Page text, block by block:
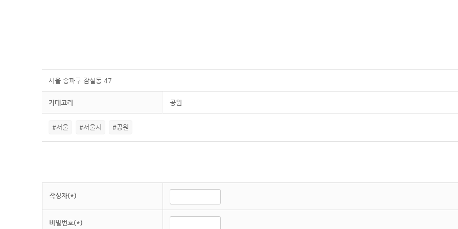
서울 송파구 잠실동 47
카테고리 공원
#서울 #서울시 #공원
작성자(*)
비밀번호(*)